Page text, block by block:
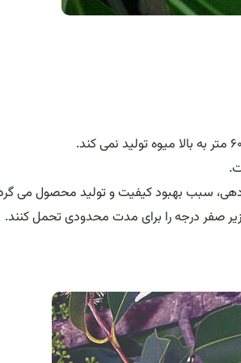
سبب بهبود کیفیت و تولید محصول می
صفر درجه را برای مدت محدودی تحمل کنند.